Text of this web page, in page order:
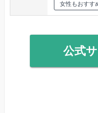
女性もおすす
公式